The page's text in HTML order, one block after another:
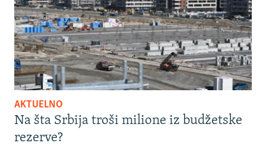
AKTUELNO
Na šta Srbija troši milione iz budžetske
rezerve?